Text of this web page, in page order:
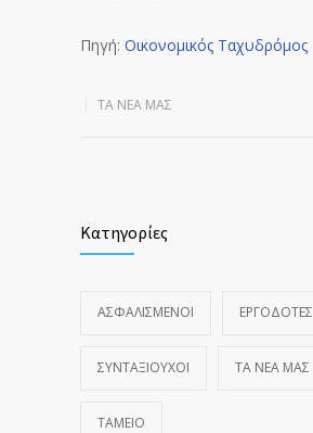
Πηγή: Οικονομικός Ταχυδρόμος
ΤΑ ΝΈΑ ΜΑΣ
Κατηγορίες
ΑΣΦΑΛΙΣΜΕΝΟΙ ΕΡΓΟΔΟΤΕΣ
ΣΥΝΤΑΞΙΟΥΧΟΙ ΤΑ ΝΈΑ ΜΑΣ
ΤΑΜΕΙΟ